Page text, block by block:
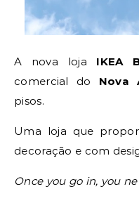
A nova loja IKEA
comercial do Nova
pisos.
Uma loja que
decoração e com
Once you go in, you